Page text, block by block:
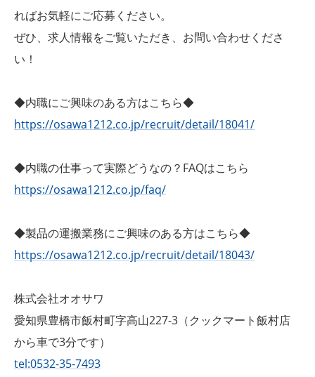
ればお気軽にご応募ください。
ぜひ、求人情報をご覧いただき、お問い合わせくださ
い！
◆内職にご興味のある方はこちら◆
https://osawa1212.co.jp/recruit/detail/18041/
◆内職の仕事って実際どうなの？FAQはこちら
https://osawa1212.co.jp/faq/
◆製品の運搬業務にご興味のある方はこちら◆
https://osawa1212.co.jp/recruit/detail/18043/
株式会社オオサワ
愛知県豊橋市飯村町字高山227-3（クックマート飯村店
から車で3分です）
tel:0532-35-7493